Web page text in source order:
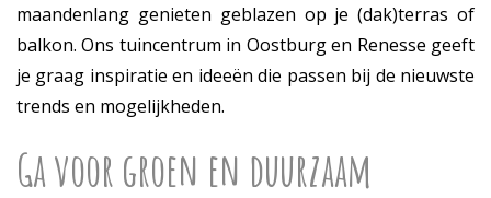
maandenlang genieten geblazen op je (dak)terras of
balkon. Ons tuincentrum in Oostburg en Renesse geeft
je graag inspiratie en ideeën die passen bij de nieuwste
trends en mogelijkheden.
Ga voor groen en duurzaam